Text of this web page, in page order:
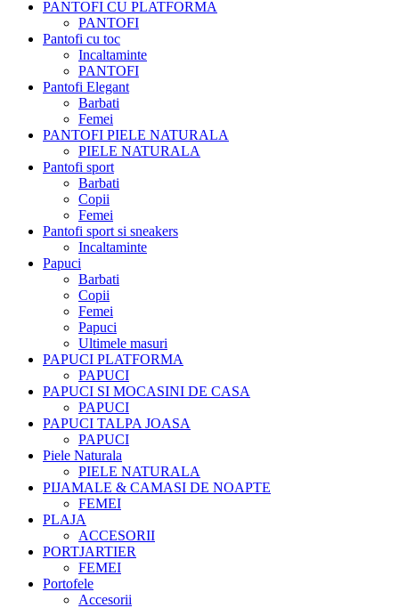
PANTOFI CU PLATFORMA
PANTOFI
Pantofi cu toc
Incaltaminte
PANTOFI
Pantofi Elegant
Barbati
Femei
PANTOFI PIELE NATURALA
PIELE NATURALA
Pantofi sport
Barbati
Copii
Femei
Pantofi sport si sneakers
Incaltaminte
Papuci
Barbati
Copii
Femei
Papuci
Ultimele masuri
PAPUCI PLATFORMA
PAPUCI
PAPUCI SI MOCASINI DE CASA
PAPUCI
PAPUCI TALPA JOASA
PAPUCI
Piele Naturala
PIELE NATURALA
PIJAMALE & CAMASI DE NOAPTE
FEMEI
PLAJA
ACCESORII
PORTJARTIER
FEMEI
Portofele
Accesorii